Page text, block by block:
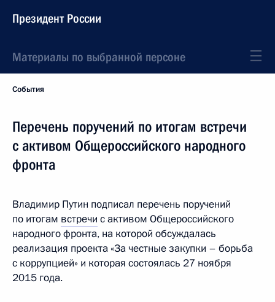
Президент России
Материалы по выбранной персоне
События
Перечень поручений по итогам встречи
с активом Общероссийского народного
фронта
Владимир Путин подписал перечень поручений
по итогам встречи с активом Общероссийского
народного фронта, на которой обсуждалась
реализация проекта «За честные закупки – борьба
с коррупцией» и которая состоялась 27 ноября
2015 года.